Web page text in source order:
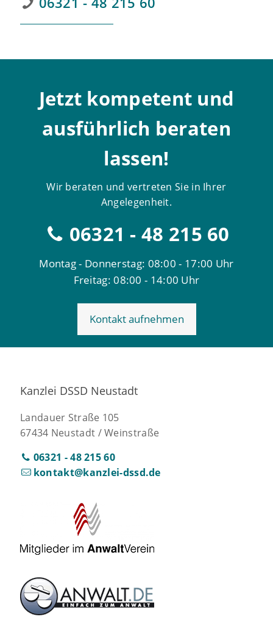
Jetzt kompetent und
ausführlich beraten
lassen!
Wir beraten und vertreten Sie in Ihrer
Angelegenheit.
06321 - 48 215 60
Montag - Donnerstag: 08:00 - 17:00 Uhr
Freitag: 08:00 - 14:00 Uhr
Kontakt aufnehmen
Kanzlei DSSD Neustadt
Landauer Straße 105
67434 Neustadt / Weinstraße
06321 - 48 215 60
kontakt@kanzlei-dssd.de